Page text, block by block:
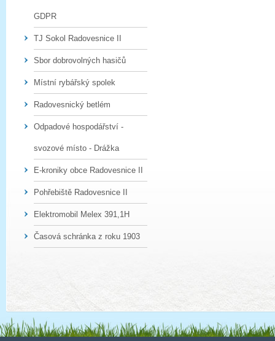
GDPR
TJ Sokol Radovesnice II
Sbor dobrovolných hasičů
Místní rybářský spolek
Radovesnický betlém
Odpadové hospodářství -
svozové místo - Drážka
E-kroniky obce Radovesnice II
Pohřebiště Radovesnice II
Elektromobil Melex 391,1H
Časová schránka z roku 1903